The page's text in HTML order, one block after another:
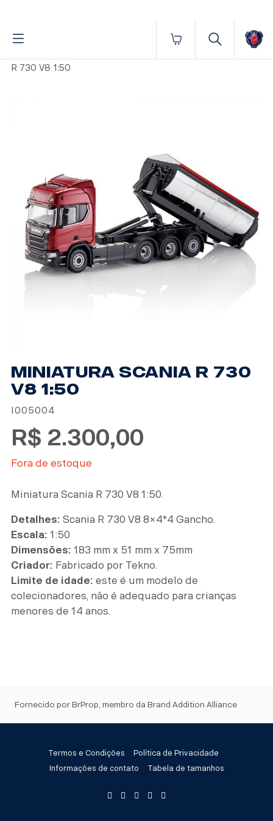
R 730 V8 1:50
MINIATURA SCANIA R 730
V8 1:50
I005004
R$ 2.300,00
Miniatura Scania R 730 V8 1:50.
Detalhes: Scania R 730 V8 8×4*4 Gancho.
Escala: 1:50
Dimensões: 183 mm x 51 mm x 75mm
Criador: Fabricado por Tekno.
Limite de idade: este é um modelo de
colecionadores, não é adequado para crianças
menores de 14 anos.
Fora de estoque
Fornecido por BrProp, membro da Brand Addition Alliance
Termos e Condições
Política de Privacidade
Informações de contato
Tabela de tamanhos